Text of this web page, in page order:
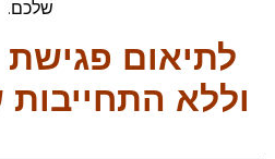
שלכם.
לתיאום פגישת
וללא